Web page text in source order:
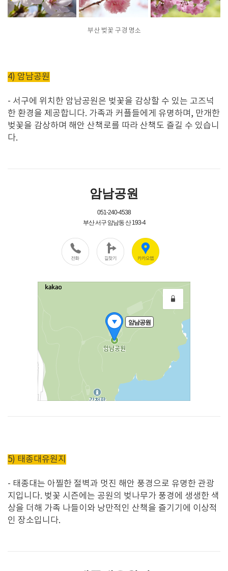
부산 벚꽃 구경 명소
4) 암남공원
- 서구에 위치한 암남공원은 벚꽃을 감상할 수 있는 고즈넉
한 환경을 제공합니다. 가족과 커플들에게 유명하며 , 만개한
벚꽃을 감상하며 해안 산책로를 따라 산책도 즐길 수 있습니
다.
5) 태종대유원지
- 태종대는 아찔한 절벽과 멋진 해안 풍경으로 유명한 관광
지입니다. 벚꽃 시즌에는 공원의 벚나무가 풍경에 생생한 색
상을 더해 가족 나들이와 낭만적인 산책을 즐기기에 이상적
인 장소입니다.